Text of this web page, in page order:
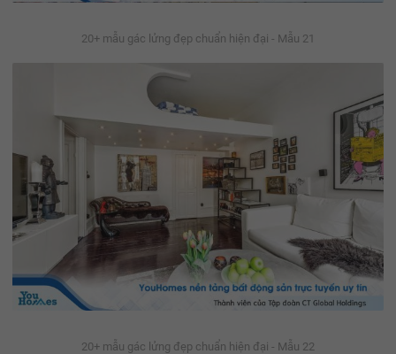
20+ mẫu gác lửng đẹp chuẩn hiện đại - Mẫu 21
20+ mẫu gác lửng đẹp chuẩn hiện đại - Mẫu 22